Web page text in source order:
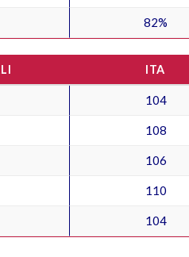
82%
ITA
104
108
106
110
104